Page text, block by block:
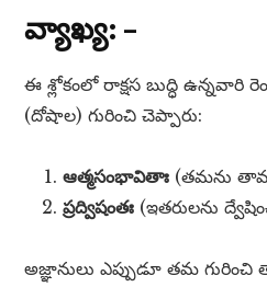
వ్యాఖ్య: –
ఈ శ్లోకంలో రాక్షస బుద్ధి ఉన్నవారి
(దోషాల) గురించి చెప్పారు:
ఆత్మసంభావితాః (తమను
ప్రద్విషంతః (ఇతరులను
అజ్ఞానులు ఎప్పుడూ తమ